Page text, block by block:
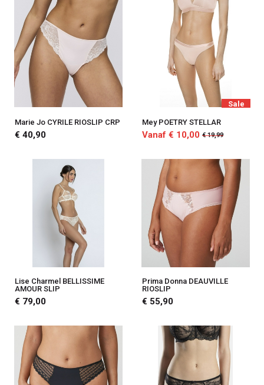
Marie Jo CYRILE RIOSLIP CRP
€ 40,90
Sale
Mey POETRY STELLAR
Vanaf € 10,00 € 19,99
Lise Charmel BELLISSIME
AMOUR SLIP
€ 79,00
Prima Donna DEAUVILLE
RIOSLIP
€ 55,90